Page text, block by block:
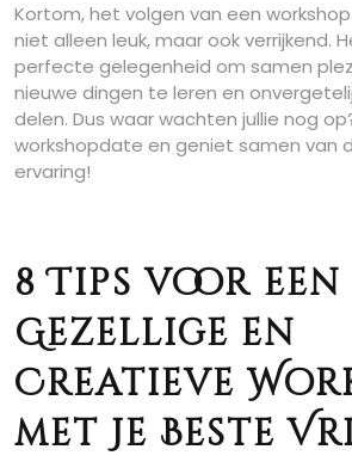
Kortom, het volgen van een
niet alleen leuk, maar ook verrijkend.
perfecte gelegenheid om samen
nieuwe dingen te leren en
delen. Dus waar wachten jullie nog
workshopdate en geniet samen van
ervaring!
8 Tips voor een
Gezellige en
Creatieve
met Je Beste